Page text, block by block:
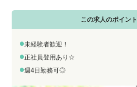
この求人のポイント
未経験者歓迎！
正社員登用あり☆
週4日勤務可◎